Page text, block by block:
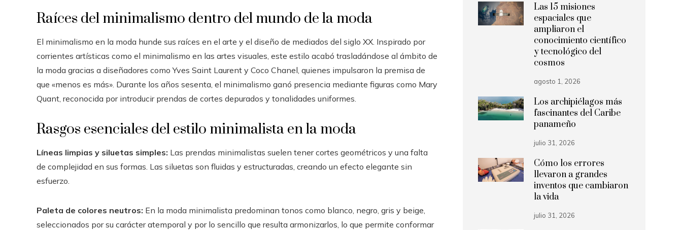
Raíces del minimalismo dentro del mundo de la moda
El minimalismo en la moda hunde sus raíces en el arte y el diseño de mediados del siglo XX. Inspirado por
corrientes artísticas como el minimalismo en las artes visuales, este estilo acabó trasladándose al ámbito de
la moda gracias a diseñadores como Yves Saint Laurent y Coco Chanel, quienes impulsaron la premisa de
que «menos es más». Durante los años sesenta, el minimalismo ganó presencia mediante figuras como Mary
Quant, reconocida por introducir prendas de cortes depurados y tonalidades uniformes.
Rasgos esenciales del estilo minimalista en la moda
Líneas limpias y siluetas simples: Las prendas minimalistas suelen tener cortes geométricos y una falta
de complejidad en sus formas. Las siluetas son fluidas y estructuradas, creando un efecto elegante sin
esfuerzo.
Paleta de colores neutros: En la moda minimalista predominan tonos como blanco, negro, gris y beige,
seleccionados por su carácter atemporal y por lo sencillo que resulta armonizarlos, lo que permite conformar
Las 15 misiones
espaciales que
ampliaron el
conocimiento científico
y tecnológico del
cosmos
agosto 1, 2026
Los archipiélagos más
fascinantes del Caribe
panameño
julio 31, 2026
Cómo los errores
llevaron a grandes
inventos que cambiaron
la vida
julio 31, 2026